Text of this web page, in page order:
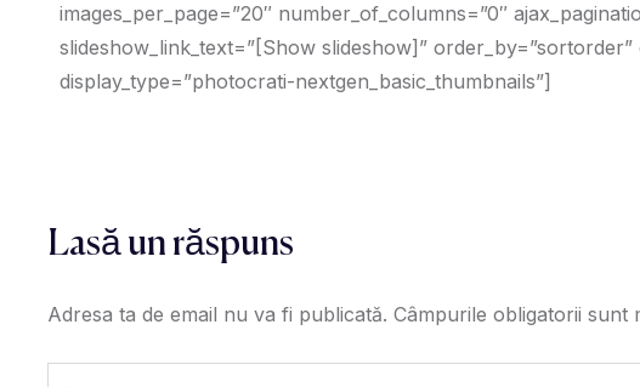
images_per_page=”20″ number_of_columns=”0″
slideshow_link_text=”[Show slideshow]”
display_type=”photocrati-nextgen_basic_thumbnails”]
Lasă un răspuns
Adresa ta de email nu va fi publicată. Câmpurile obligatorii sunt